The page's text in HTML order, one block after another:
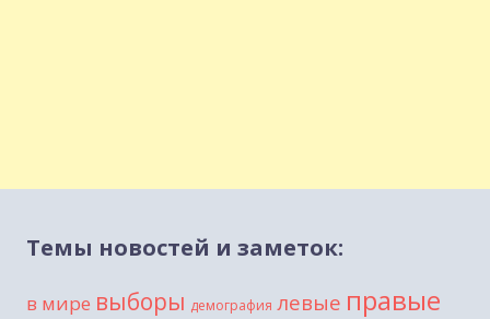
Темы новостей и заметок:
в мире выборы демография левые правые